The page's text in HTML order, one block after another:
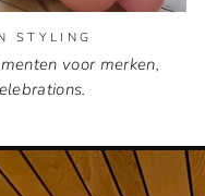
STYLING
voor merken,